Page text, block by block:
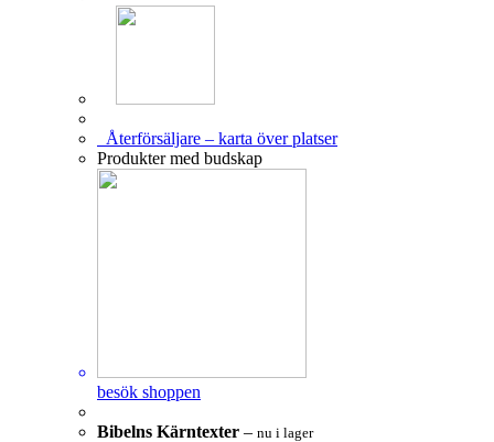
Återförsäljare – karta över platser
Produkter med budskap
besök shoppen
Bibelns Kärntexter – nu i lager